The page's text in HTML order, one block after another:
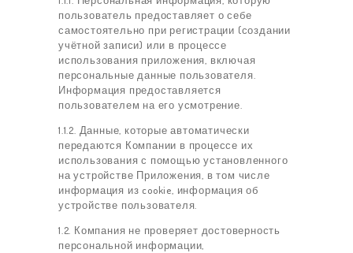
пользователь предоставляет о себе
самостоятельно при регистрации (создании
учётной записи) или в процессе
использования приложения, включая
персональные данные пользователя.
Информация предоставляется
пользователем на его усмотрение.
1.1.2. Данные, которые автоматически
передаются Компании в процессе их
использования с помощью установленного
на устройстве Приложения, в том числе
информация из cookie, информация об
устройстве пользователя.
1.2. Компания не проверяет достоверность
персональной информации,